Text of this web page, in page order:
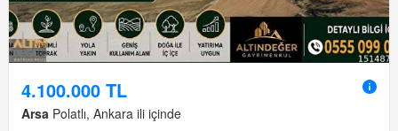
4.100.000 TL
Arsa Polatlı, Ankara ili içinde